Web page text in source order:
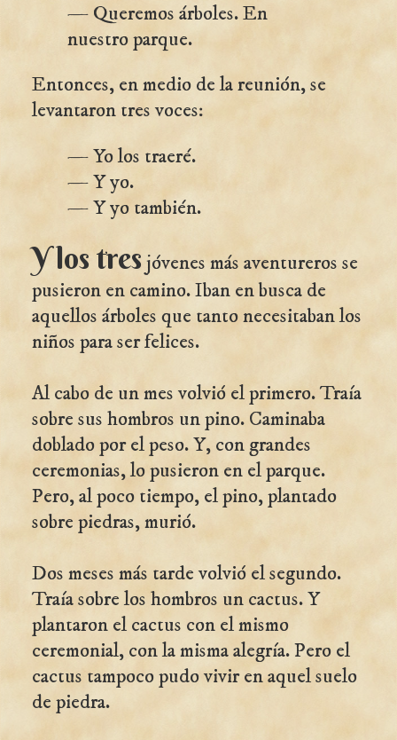
— Queremos árboles. En
nuestro parque.
Entonces, en medio de la reunión, se
levantaron tres voces:
— Yo los traeré.
— Y yo.
— Y yo también.
Y los tres jóvenes más aventureros se
pusieron en camino. Iban en busca de
aquellos árboles que tanto necesitaban los
niños para ser felices.
Al cabo de un mes volvió el primero. Traía
sobre sus hombros un pino. Caminaba
doblado por el peso. Y, con grandes
ceremonias, lo pusieron en el parque.
Pero, al poco tiempo, el pino, plantado
sobre piedras, murió.
Dos meses más tarde volvió el segundo.
Traía sobre los hombros un cactus. Y
plantaron el cactus con el mismo
ceremonial, con la misma alegría. Pero el
cactus tampoco pudo vivir en aquel suelo
de piedra.